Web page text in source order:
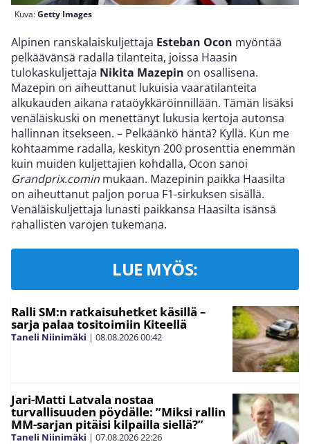
Kuva:Getty Images
Alpinen ranskalaiskuljettaja Esteban Ocon myöntää
pelkäävänsä radalla tilanteita, joissa Haasin
tulokaskuljettaja Nikita Mazepin on osallisena.
Mazepin on aiheuttanut lukuisia vaaratilanteita
alkukauden aikana rataöykkäröinnillään. Tämän lisäksi
venäläiskuski on menettänyt lukusia kertoja autonsa
hallinnan itsekseen. – Pelkäänkö häntä? Kyllä. Kun me
kohtaamme radalla, keskityn 200 prosenttia enemmän
kuin muiden kuljettajien kohdalla, Ocon sanoi
Grandprix.comin mukaan. Mazepinin paikka Haasilta
on aiheuttanut paljon porua F1-sirkuksen sisällä.
Venäläiskuljettaja lunasti paikkansa Haasilta isänsä
rahallisten varojen tukemana.
LUE MYÖS:
Ralli SM:n ratkaisuhetket käsillä –
sarja palaa tositoimiin Kiteellä
Taneli Niinimäki | 08.08.202600:42
Jari-Matti Latvala nostaa
turvallisuuden pöydälle: ”Miksi rallin
MM-sarjan pitäisi kilpailla siellä?”
Taneli Niinimäki | 07.08.202622:26